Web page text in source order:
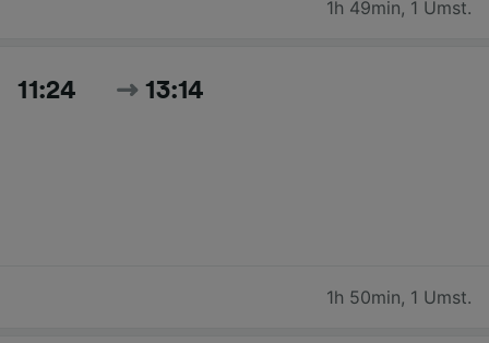
1h 49min, 1 Umst.
11:24 13:14
1h 50min, 1 Umst.